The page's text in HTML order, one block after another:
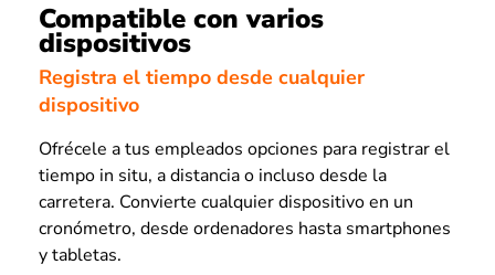
Compatible con varios
dispositivos
Registra el tiempo desde cualquier
dispositivo
Ofrécele a tus empleados opciones para registrar el
tiempo in situ, a distancia o incluso desde la
carretera. Convierte cualquier dispositivo en un
cronómetro, desde ordenadores hasta smartphones
y tabletas.